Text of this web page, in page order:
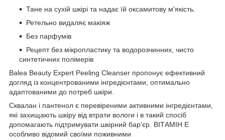
Тане на сухій шкірі та надає їй оксамитову м'якість.
Ретельно видаляє макіяж
Без парфумів
Рецепт без мікропластику та водорозчинних, чисто
синтетичних полімерів
Balea Beauty Expert Peeling Cleanser пропонує ефективний
догляд із концентрованими інгредієнтами, оптимально
адаптованими до потреб шкіри.
Сквалан і пантенол є перевіреними активними інгредієнтами,
які захищають шкіру від втрати вологи і в такий спосіб
допомагають підтримувати шкірний бар'єр. ВІТАМІН Е
особливо відомий своїми поживними